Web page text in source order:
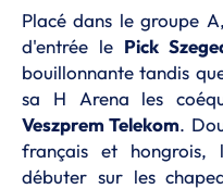
Placé dans le groupe
d'entrée le Pick
bouillonnante tandis
sa H Arena les
Veszprem Telekom.
français et hongrois,
débuter sur les